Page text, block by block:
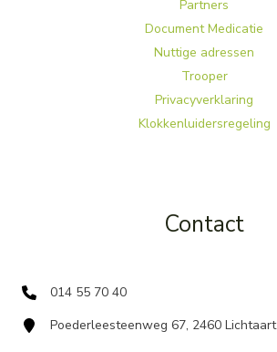
Partners
Document Medicatie
Nuttige adressen
Trooper
Privacyverklaring
Klokkenluidersregeling
Contact
014 55 70 40
Poederleesteenweg 67, 2460 Lichtaart